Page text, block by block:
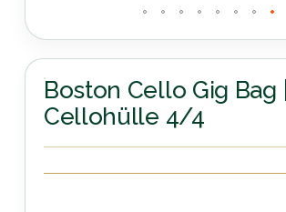
Zum
Anfang
der
Bildergalerie
springen
Boston Cello Gig Bag |
Cellohülle 4/4